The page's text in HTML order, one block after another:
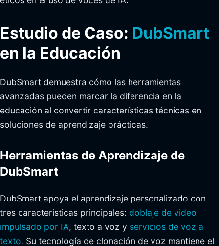
Estudio de Caso: DubSmart
en la Educación
DubSmart demuestra cómo las herramientas
avanzadas pueden marcar la diferencia en la
educación al convertir características técnicas en
soluciones de aprendizaje prácticas.
Herramientas de Aprendizaje de
DubSmart
DubSmart apoya el aprendizaje personalizado con
tres características principales: doblaje de video
impulsado por IA, texto a voz y servicios de voz a
texto. Su tecnología de clonación de voz mantiene el